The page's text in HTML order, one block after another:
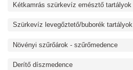
Kétkamrás szürkevíz emésztő tartályok
Szürkevíz levegőztető/buborék tartályok
Növényi szűrőárok - szűrőmedence
Derítő díszmedence